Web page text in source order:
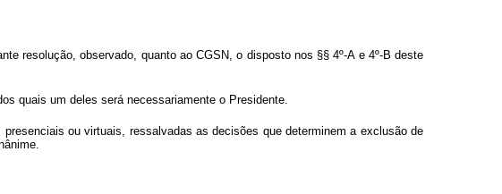
resolução, observado, quanto ao CGSN, o disposto nos §§ 4º-A e 4º-B deste
quais um deles será necessariamente o Presidente.
ou virtuais, ressalvadas as decisões que determinem a exclusão de